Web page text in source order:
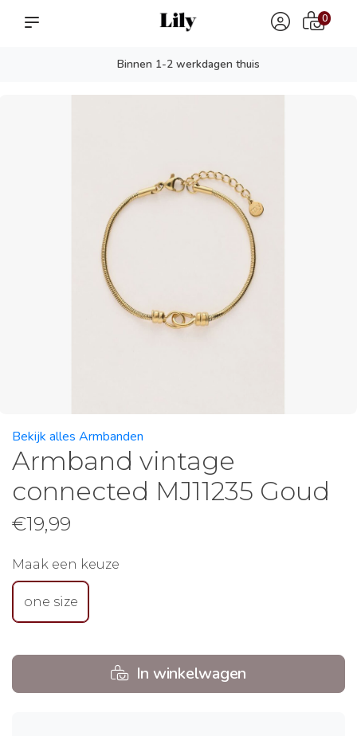
Binnen 1-2 werkdagen thuis
0
Bekijk alles Armbanden
Armband vintage
connected MJ11235 Goud
€19,99
Maak een keuze
one size
In winkelwagen